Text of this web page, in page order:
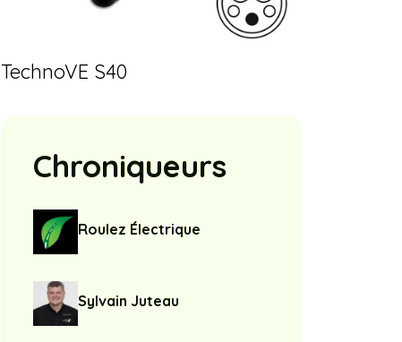
TechnoVE S40
Chroniqueurs
Roulez Électrique
Sylvain Juteau